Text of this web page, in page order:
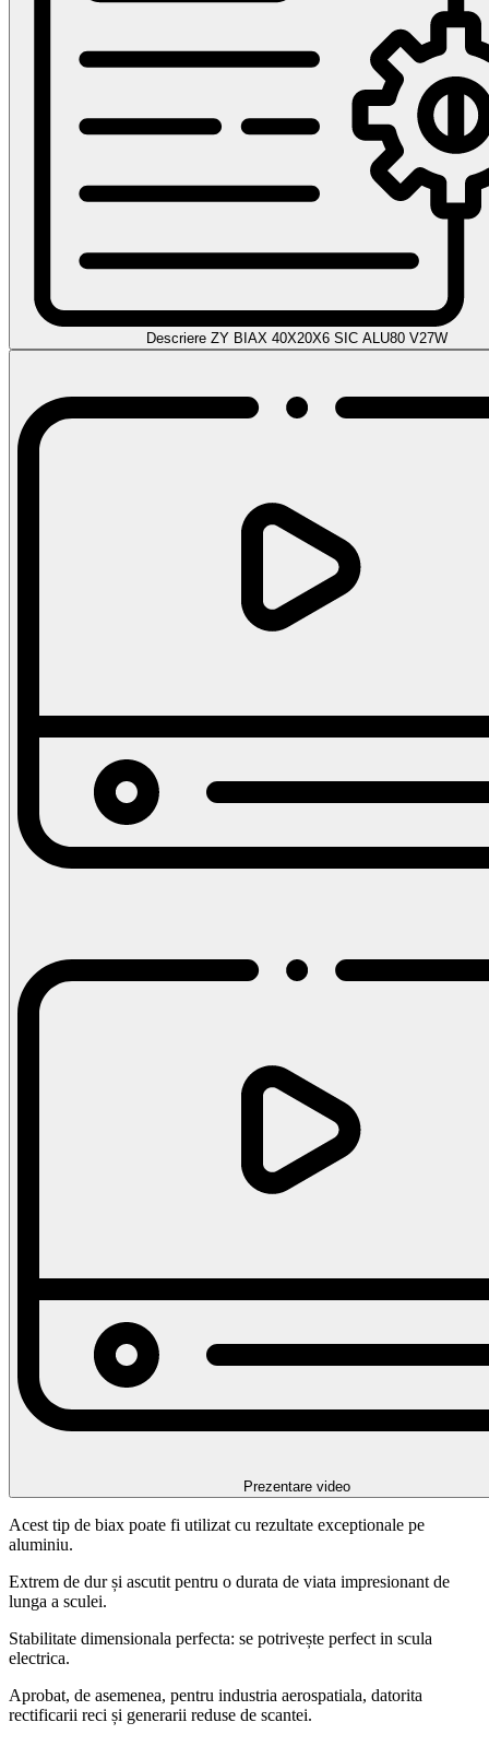
Descriere ZY BIAX 40X20X6 SIC ALU80 V27W
Prezentare video
Acest tip de biax poate fi utilizat cu rezultate exceptionale pe
aluminiu.
Extrem de dur și ascutit pentru o durata de viata impresionant de
lunga a sculei.
Stabilitate dimensionala perfecta: se potrivește perfect in scula
electrica.
Aprobat, de asemenea, pentru industria aerospatiala, datorita
rectificarii reci și generarii reduse de scantei.